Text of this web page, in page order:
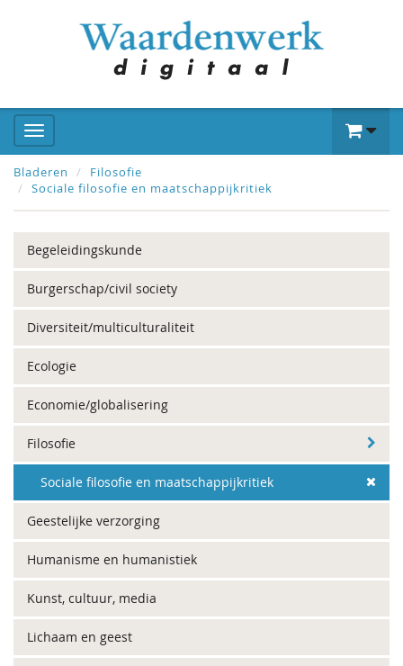
Bladeren
Filosofie
Sociale filosofie en maatschappijkritiek
Begeleidingskunde
Burgerschap/civil society
Diversiteit/multiculturaliteit
Ecologie
Economie/globalisering
Filosofie
Sociale filosofie en maatschappijkritiek
Geestelijke verzorging
Humanisme en humanistiek
Kunst, cultuur, media
Lichaam en geest